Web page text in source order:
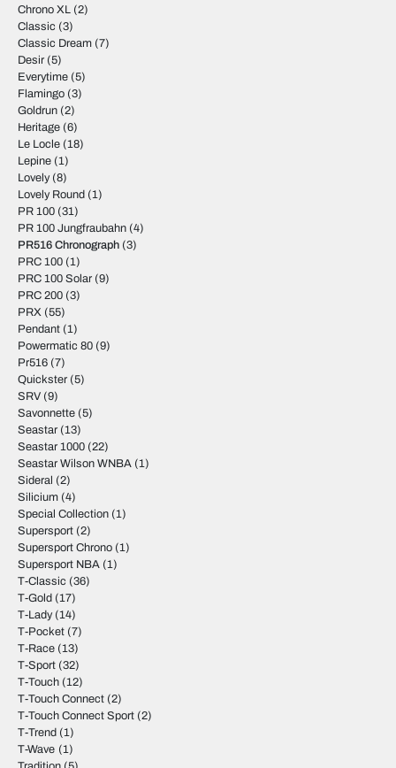
Chrono XL (2)
Classic (3)
Classic Dream (7)
Desir (5)
Everytime (5)
Flamingo (3)
Goldrun (2)
Heritage (6)
Le Locle (18)
Lepine (1)
Lovely(8)
Lovely Round (1)
PR 100 (31)
PR 100 Jungfraubahn (4)
PR516 Chronograph (3)
PRC 100 (1)
PRC 100 Solar (9)
PRC 200 (3)
PRX (55)
Pendant (1)
Powermatic 80 (9)
Pr516 (7)
Quickster (5)
SRV (9)
Savonnette (5)
Seastar (13)
Seastar 1000 (22)
Seastar Wilson WNBA (1)
Sideral (2)
Silicium (4)
Special Collection (1)
Supersport (2)
Supersport Chrono (1)
Supersport NBA (1)
T-Classic (36)
T-Gold (17)
T-Lady(14)
T-Pocket (7)
T-Race (13)
T-Sport (32)
T-Touch (12)
T-Touch Connect (2)
T-Touch Connect Sport (2)
T-Trend (1)
T-Wave (1)